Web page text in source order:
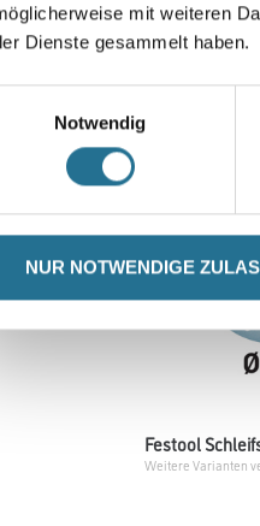
mit weiteren
Dienste gesammelt haben.
Notwendig
NUR NOTWENDIGE
Weitere Varianten
Bitte
sehen
Festool
Weitere Varianten